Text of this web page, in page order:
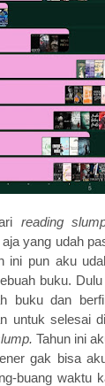
reading
yang udah
ini pun aku
buku.
buku dan
untuk selesai
Tahun ini
gak bisa
buang waktu